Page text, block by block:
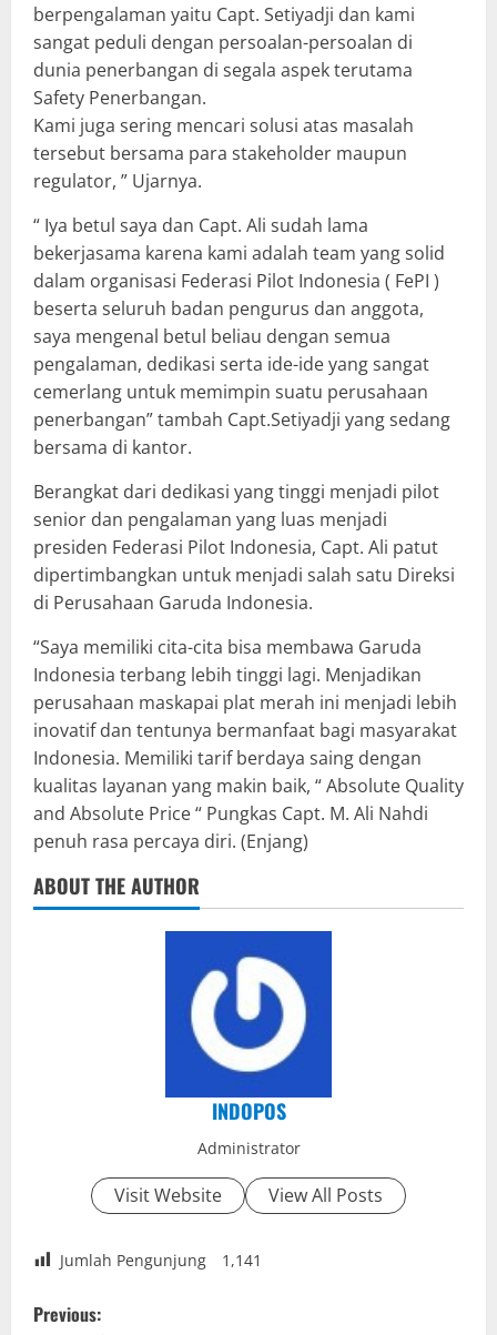
berpengalaman yaitu Capt. Setiyadji dan kami
sangat peduli dengan persoalan-persoalan di
dunia penerbangan di segala aspek terutama
Safety Penerbangan.
Kami juga sering mencari solusi atas masalah
tersebut bersama para stakeholder maupun
regulator, ” Ujarnya.
“ Iya betul saya dan Capt. Ali sudah lama
bekerjasama karena kami adalah team yang solid
dalam organisasi Federasi Pilot Indonesia ( FePI )
beserta seluruh badan pengurus dan anggota,
saya mengenal betul beliau dengan semua
pengalaman, dedikasi serta ide-ide yang sangat
cemerlang untuk memimpin suatu perusahaan
penerbangan” tambah Capt.Setiyadji yang sedang
bersama di kantor.
Berangkat dari dedikasi yang tinggi menjadi pilot
senior dan pengalaman yang luas menjadi
presiden Federasi Pilot Indonesia, Capt. Ali patut
dipertimbangkan untuk menjadi salah satu Direksi
di Perusahaan Garuda Indonesia.
“Saya memiliki cita-cita bisa membawa Garuda
Indonesia terbang lebih tinggi lagi. Menjadikan
perusahaan maskapai plat merah ini menjadi lebih
inovatif dan tentunya bermanfaat bagi masyarakat
Indonesia. Memiliki tarif berdaya saing dengan
kualitas layanan yang makin baik, “ Absolute Quality
and Absolute Price “ Pungkas Capt. M. Ali Nahdi
penuh rasa percaya diri. (Enjang)
ABOUT THE AUTHOR
INDOPOS
Administrator
Visit Website View All Posts
Jumlah Pengunjung 1,141
P
Previous: